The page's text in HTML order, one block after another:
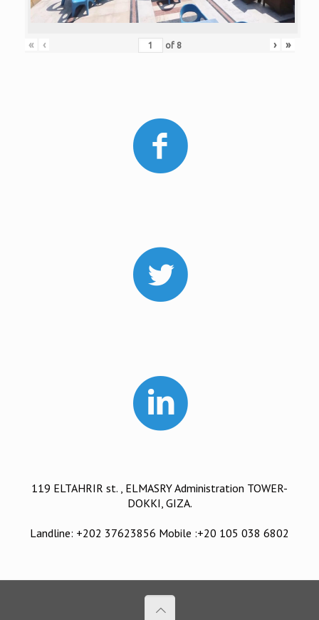
« ‹ of 8 › »
119 ELTAHRIR st. , ELMASRY Administration TOWER-
DOKKI, GIZA.
Landline: +202 37623856 Mobile :+20 105 038 6802